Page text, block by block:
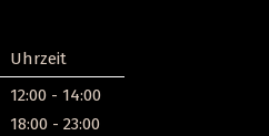
Uhrzeit
12:00 - 14:00
18:00 - 23:00